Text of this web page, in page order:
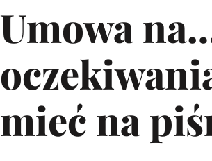
Umowa
mieć na